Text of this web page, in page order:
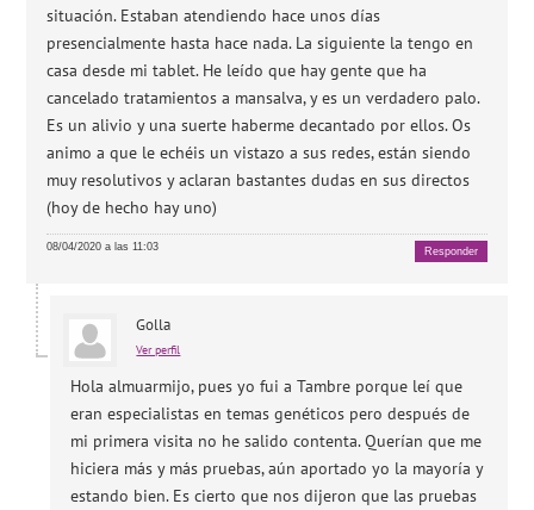
situación. Estaban atendiendo hace unos días
presencialmente hasta hace nada. La siguiente la tengo en
casa desde mi tablet. He leído que hay gente que ha
cancelado tratamientos a mansalva, y es un verdadero palo.
Es un alivio y una suerte haberme decantado por ellos. Os
animo a que le echéis un vistazo a sus redes, están siendo
muy resolutivos y aclaran bastantes dudas en sus directos
(hoy de hecho hay uno)
08/04/2020 a las 11:03 Responder
Golla
Ver perfil
Hola almuarmijo, pues yo fui a Tambre porque leí que
eran especialistas en temas genéticos pero después de
mi primera visita no he salido contenta. Querían que me
hiciera más y más pruebas, aún aportado yo la mayoría y
estando bien. Es cierto que nos dijeron que las pruebas